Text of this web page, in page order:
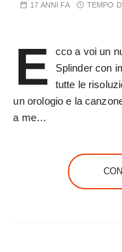
17 ANNI FA TEMPO
E
cco a voi un
Splinder con
tutte le
un orologio e la
a me…